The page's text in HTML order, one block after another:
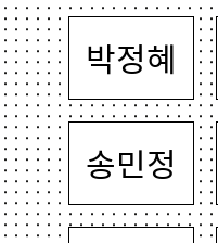
박정혜
송민정